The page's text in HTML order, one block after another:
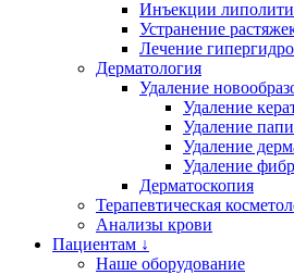
Инъекции
Устранение
Лечение
Дерматология
Удаление
Удаление
Удаление
Удаление
Удаление
Дерматоскопия
Терапевтическая
Анализы крови
Пациентам ↓
Наше оборудование